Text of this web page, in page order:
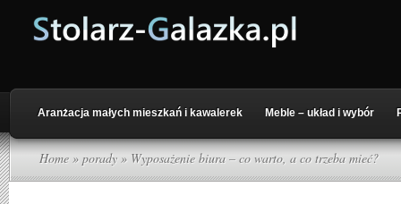
Aranżacja małych mieszkań i kawalerek Meble – układ i wybór
Home » porady» Wyposażenie biura – co warto, a co trzeba mieć?